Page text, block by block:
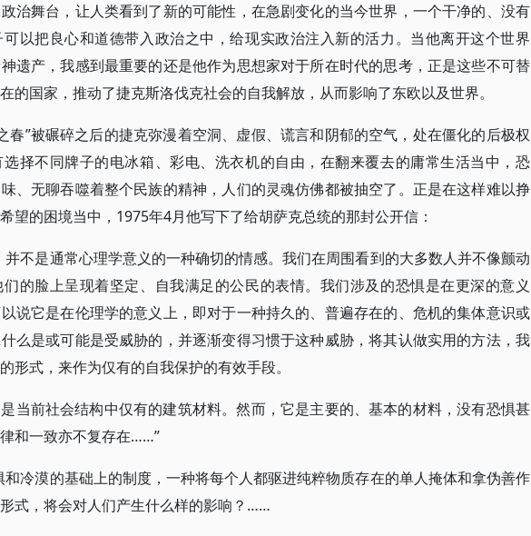
治舞台，让人类看到了新的可能性，在急剧变化的当今世界，一个干净的、没有
以把良心和道德带入政治之中，给现实政治注入新的活力。当他离开这个世界
遗产，我感到最重要的还是他作为思想家对于所在时代的思考，正是这些不可替
的国家，推动了捷克斯洛伐克社会的自我解放，从而影响了东欧以及世界。
春”被碾碎之后的捷克弥漫着空洞、虚假、谎言和阴郁的空气，处在僵化的后极权
择不同牌子的电冰箱、彩电、洗衣机的自由，在翻来覆去的庸常生活当中，恐
、无聊吞噬着整个民族的精神，人们的灵魂仿佛都被抽空了。正是在这样难以挣
望的困境当中，1975年4月他写下了给胡萨克总统的那封公开信：
并不是通常心理学意义的一种确切的情感。我们在周围看到的大多数人并不像颤动
的脸上呈现着坚定、自我满足的公民的表情。我们涉及的恐惧是在更深的意义
说它是在伦理学的意义上，即对于一种持久的、普遍存在的、危机的集体意识或
么是或可能是受威胁的，并逐渐变得习惯于这种威胁，将其认做实用的方法，我
形式，来作为仅有的自我保护的有效手段。
当前社会结构中仅有的建筑材料。然而，它是主要的、基本的材料，没有恐惧甚
和一致亦不复存在……”
和冷漠的基础上的制度，一种将每个人都驱进纯粹物质存在的单人掩体和拿伪善作
式，将会对人们产生什么样的影响？……